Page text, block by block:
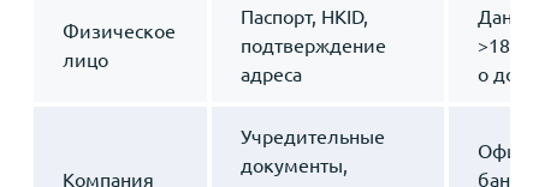
Физическое
лицо
Паспорт, HKID,
подтверждение
адреса
>180/
о
Компания
Учредительные
документы,
Офис,